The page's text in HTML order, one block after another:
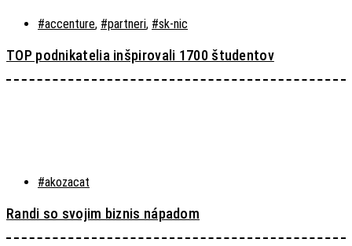
#accenture, #partneri, #sk-nic
TOP podnikatelia inšpirovali 1700 študentov
#akozacat
Randi so svojim biznis nápadom